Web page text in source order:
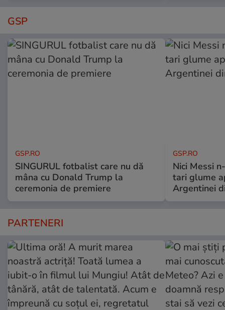
GSP
GSP.RO
SINGURUL fotbalist care nu dă
mâna cu Donald Trump la
ceremonia de premiere
GSP.RO
Nici Messi
tari glume
Argentinei
PARTENERI